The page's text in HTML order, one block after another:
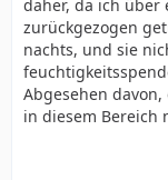
daher, da ich über
zurückgezogen
nachts, und sie
Abgesehen
in diesem Bereich